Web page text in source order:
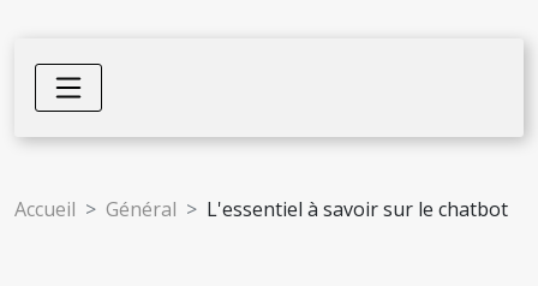
Accueil Général L'essentiel à savoir sur le chatbot